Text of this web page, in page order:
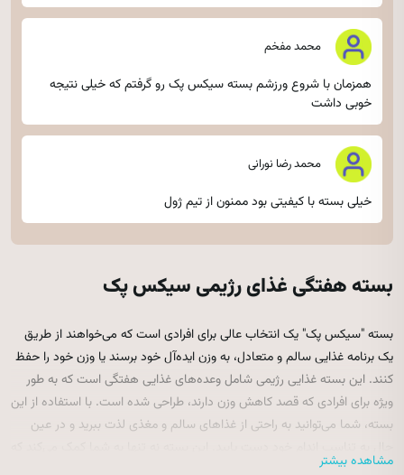
محمد مفخم
همزمان با شروع ورزشم بسته سیکس پک رو گرفتم که خیلی نتیجه
خوبی داشت
محمد رضا نورانی
خیلی بسته با کیفیتی بود ممنون از تیم ژول
بسته هفتگی غذای رژیمی سیکس پک
بسته "سیکس پک" یک انتخاب عالی برای افرادی است که می‌خواهند از طریق
یک برنامه غذایی سالم و متعادل، به وزن ایده‌آل خود برسند یا وزن خود را حفظ
کنند. این بسته غذایی رژیمی شامل وعده‌های غذایی هفتگی است که به طور
ویژه برای افرادی که قصد کاهش وزن دارند، طراحی شده است. با استفاده از این
بسته، شما می‌توانید به راحتی از غذاهای سالم و مغذی لذت ببرید و در عین
وزن کم کنید، بلکه باعث می‌شود عادات غذایی بهتری پیدا کنید و سلامتی خود را
مشاهده بیشتر